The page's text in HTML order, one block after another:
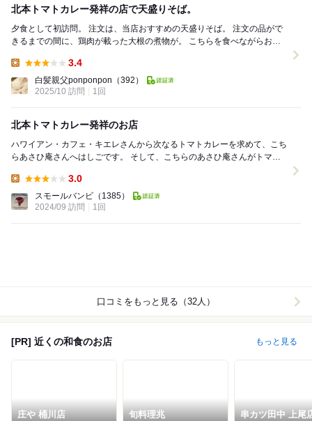
北本トマトカレー発祥の店で天盛りそば。
夕食として初訪問。 注文は、当店おすすめの天盛りそば。 注文の品がで
きるまでの間に、鶏肉が載った大根の煮物が。 こちらを食べながらお待
3.4
白髪親父ponponpon （392）
2025/10 訪問
1回
北本トマトカレー発祥のお店
ハワイアン・カフェ・キエレさんから次なるトマトカレーを求めて、こち
らあさひ庵さんへはしごです。 そして、こちらのあさひ庵さんがトマト
3.0
スモールバンビ （1385）
2024/09 訪問
1回
口コミをもっと見る（32人）
[PR] 近くの和食のお店 もっと見る
庄や 桶川店 旬料理兆 串カツ田中 上尾